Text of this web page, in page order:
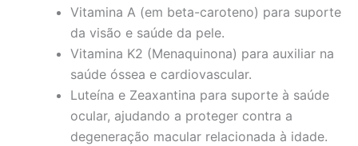
Vitamina A (em beta-caroteno) para suporte
da visão e saúde da pele.
Vitamina K2 (Menaquinona) para auxiliar na
saúde óssea e cardiovascular.
Luteína e Zeaxantina para suporte à saúde
ocular, ajudando a proteger contra a
degeneração macular relacionada à idade.